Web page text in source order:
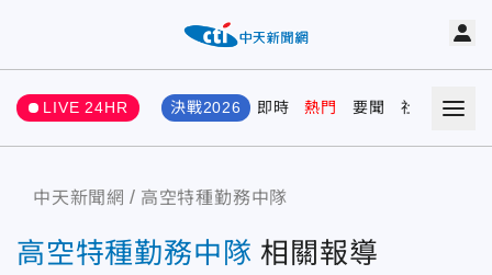
LIVE 24HR 決戰2026 即時 熱門 要聞 社會 娛樂
中天新聞網 高空特種勤務中隊
高空特種勤務中隊 相關報導